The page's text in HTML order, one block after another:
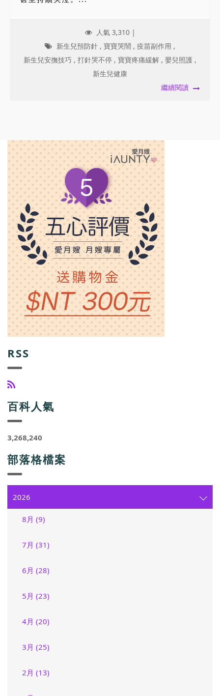
人氣 3,310 |
新生兒預防針 , 寶寶哭鬧 , 疫苗副作用 ,
新生兒安撫技巧 , 打針哭不停 , 寶寶疼痛緩解 , 嬰兒照護 ,
新生兒健康
繼續閱讀
RSS
百科人氣
3,268,240
部落格檔案
2026
8月 (9)
7月 (31)
6月 (28)
5月 (23)
4月 (20)
3月 (25)
2月 (13)